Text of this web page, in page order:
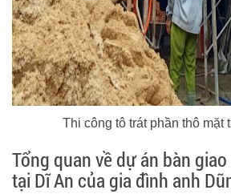
Thi công tô trát phần thô mặt
Tổng quan về dự án bàn
tại Dĩ An của gia đình anh